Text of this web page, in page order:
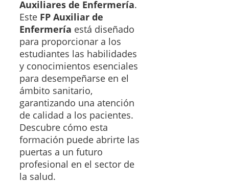
Auxiliares de Enfermería.
Este FP Auxiliar de
Enfermería está diseñado
para proporcionar a los
estudiantes las habilidades
y conocimientos esenciales
para desempeñarse en el
ámbito sanitario,
garantizando una atención
de calidad a los pacientes.
Descubre cómo esta
formación puede abrirte las
puertas a un futuro
profesional en el sector de
la salud.